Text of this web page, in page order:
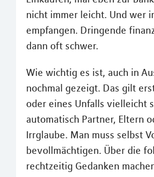
nicht immer leicht. Und wer
empfangen. Dringende
dann oft schwer.
Wie wichtig es ist, auch in
nochmal gezeigt. Das gilt
oder eines Unfalls vielleicht
automatisch Partner, Eltern
Irrglaube. Man muss selbst
bevollmächtigen. Über die
rechtzeitig Gedanken